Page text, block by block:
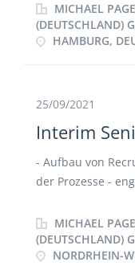
MICHAEL
(DEUTSCHLAND)
HAMBURG,
25/09/2021
Interim
- Aufbau von
der Prozesse -
Onboarding
Geschäftsführung
der Mitarbeiter
MICHAEL
(DEUTSCHLAND)
NORDRHEIN-